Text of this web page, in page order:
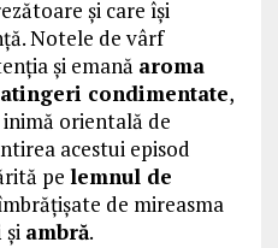
și care își
Notele de vârf
și emană aroma
atingeri condimentate,
orientală de
acestui episod
pe lemnul de
de mireasma
și ambră.